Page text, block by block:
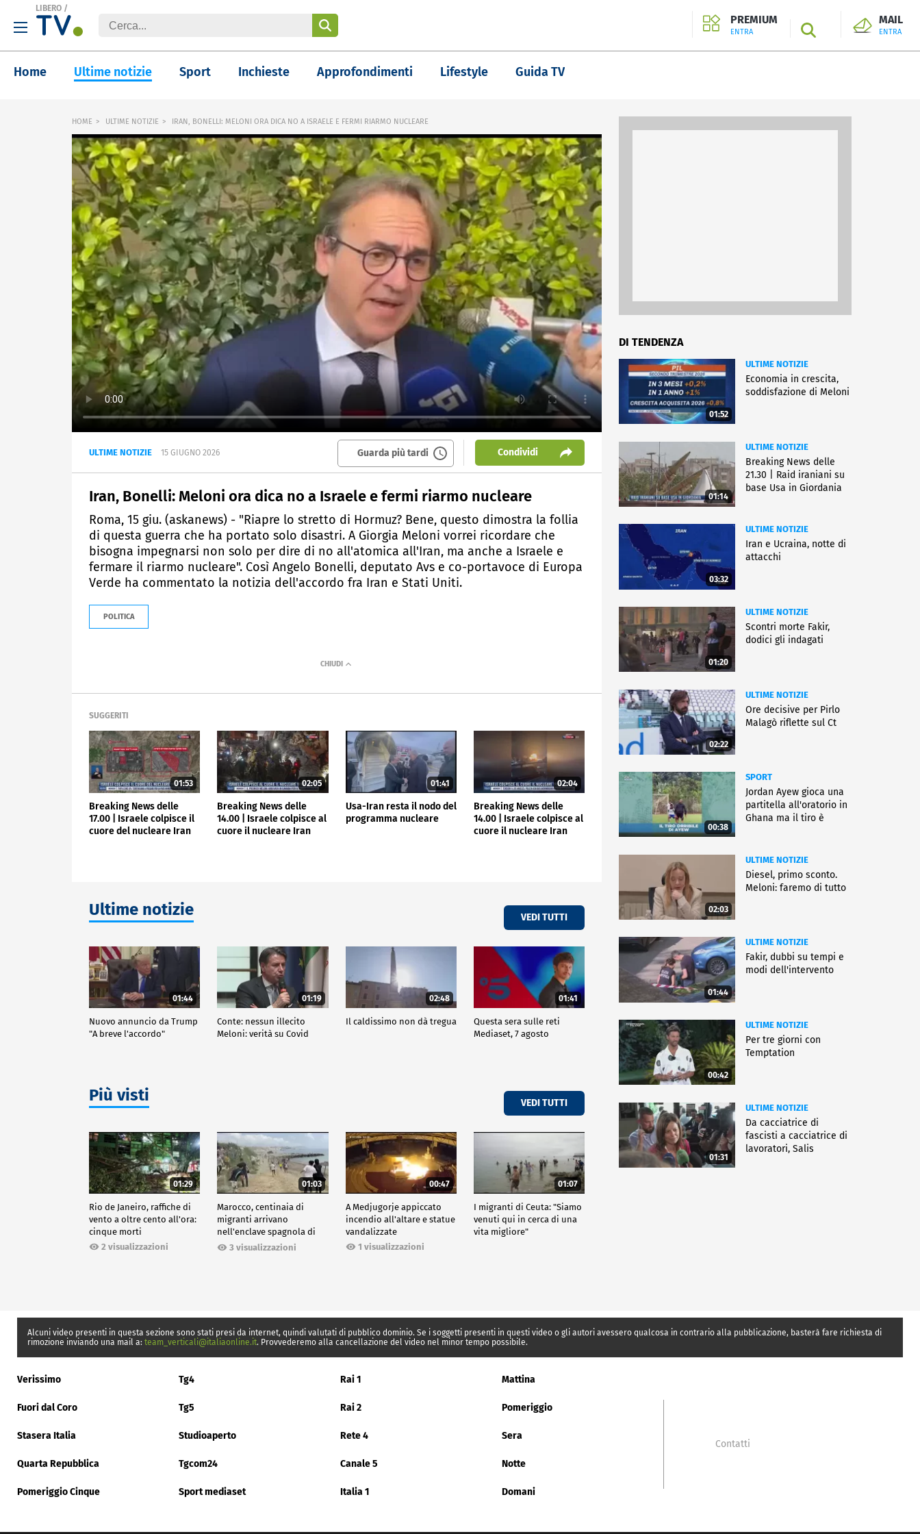
LIBERO /
PREMIUM
ENTRA SEARCH
MAIL
ENTRA
Home Ultime notizie Sport Inchieste Approfondimenti Lifestyle Guida TV
HOME ULTIME NOTIZIE IRAN, BONELLI: MELONI ORA DICA NO A ISRAELE E FERMI RIARMO NUCLEARE
ULTIME NOTIZIE 15 GIUGNO 2026 Guarda più tardi Condividi
Iran, Bonelli: Meloni ora dica no a Israele e fermi riarmo nucleare
Roma, 15 giu. (askanews) - "Riapre lo stretto di Hormuz? Bene, questo dimostra la follia
di questa guerra che ha portato solo disastri. A Giorgia Meloni vorrei ricordare che
bisogna impegnarsi non solo per dire di no all'atomica all'Iran, ma anche a Israele e
fermare il riarmo nucleare". Così Angelo Bonelli, deputato Avs e co-portavoce di Europa
Verde ha commentato la notizia dell'accordo fra Iran e Stati Uniti.
POLITICA
SUGGERITI
01:53
Breaking News delle
17.00 | Israele colpisce il
cuore del nucleare Iran
02:05
Breaking News delle
14.00 | Israele colpisce al
cuore il nucleare Iran
01:41
Usa-Iran resta il nodo del
programma nucleare
02:04
Breaking News delle
14.00 | Israele colpisce al
cuore il nucleare Iran
Ultime notizie VEDI TUTTI
01:44
Nuovo annuncio da Trump
"A breve l'accordo"
01:19
Conte: nessun illecito
Meloni: verità su Covid
02:48
Il caldissimo non dà tregua
01:41
Questa sera sulle reti
Mediaset, 7 agosto
Più visti VEDI TUTTI
01:29
Rio de Janeiro, raffiche di
vento a oltre cento all'ora:
cinque morti
2 visualizzazioni
01:03
Marocco, centinaia di
migranti arrivano
nell'enclave spagnola di
Ceuta3 visualizzazioni
00:47
A Medjugorje appiccato
incendio all'altare e statue
vandalizzate
1 visualizzazioni
01:07
I migranti di Ceuta: "Siamo
venuti qui in cerca di una
vita migliore"
DI TENDENZA
01:52
ULTIME NOTIZIE
Economia in crescita,
soddisfazione di Meloni
01:14
ULTIME NOTIZIE
Breaking News delle
21.30 | Raid iraniani su
base Usa in Giordania
03:32
ULTIME NOTIZIE
Iran e Ucraina, notte di
attacchi
01:20
ULTIME NOTIZIE
Scontri morte Fakir,
dodici gli indagati
02:22
ULTIME NOTIZIE
Ore decisive per Pirlo
Malagò riflette sul Ct
00:38
SPORT
Jordan Ayew gioca una
partitella all'oratorio in
Ghana ma il tiro è
02:03
ULTIME NOTIZIE
Diesel, primo sconto.
Meloni: faremo di tutto
01:44
ULTIME NOTIZIE
Fakir, dubbi su tempi e
modi dell'intervento
00:42
ULTIME NOTIZIE
Per tre giorni con
Temptation
01:31
ULTIME NOTIZIE
Da cacciatrice di
fascisti a cacciatrice di
lavoratori, Salis
Alcuni video presenti in questa sezione sono stati presi da internet, quindi valutati di pubblico dominio. Se i soggetti presenti in questi video o gli autori avessero qualcosa in contrario alla pubblicazione, basterà fare richiesta di
rimozione inviando una mail a: team_verticali@italiaonline.it. Provvederemo alla cancellazione del video nel minor tempo possibile.
Verissimo Tg4 Rai 1 Mattina
Fuori dal Coro Tg5 Rai 2 Pomeriggio
Stasera Italia Studioaperto Rete 4 Sera
Quarta Repubblica Tgcom24 Canale 5 Notte
Pomeriggio Cinque Sport mediaset Italia 1 Domani
Contatti